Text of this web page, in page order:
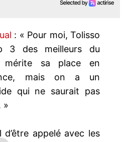
: « Pour moi, Tolisso
3 des meilleurs du
mérite sa place en
mais on a un
qui ne saurait pas
»
appelé avec les